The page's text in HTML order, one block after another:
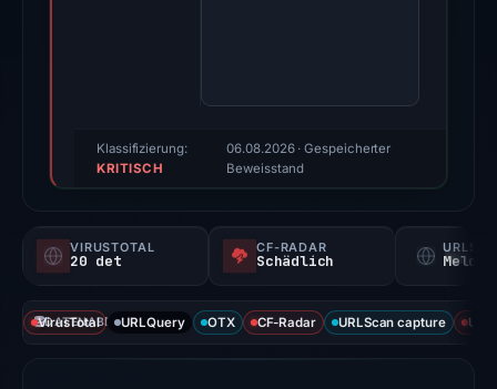
score,
probability).
Threat
signals:
20
Klassifizierung:
KRITISCH
06.08.2026· Gespeicherter
Beweisstand
VIRUSTOTAL
20 det
CF-RADAR
Schädlich
DATENABDECKUNG
VirusTotal URLQuery OTX CF-Radar URLScan capture